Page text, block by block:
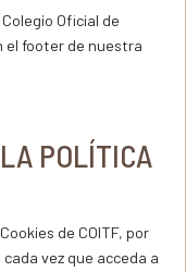
Oficial de
el footer de nuestra
POLÍTICA
de COITF, por
vez que acceda a